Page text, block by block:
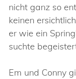
nicht ganz so
keinen
er wie ein
suchte
Em und Conny